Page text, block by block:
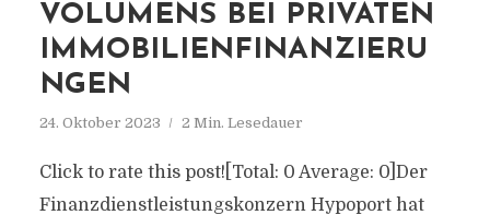
VOLUMENS BEI PRIVATEN
IMMOBILIENFINANZIERU
NGEN
24. Oktober 2023 2 Min. Lesedauer
Click to rate this post![Total: 0 Average: 0]Der
Finanzdienstleistungskonzern Hypoport hat